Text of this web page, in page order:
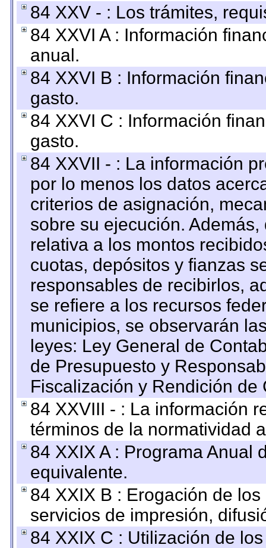
84 XXV - : Los trámites,
84 XXVI A : Información
anual.
84 XXVI B : Información
gasto.
84 XXVI C : Información
gasto.
84 XXVII - : La información
por lo menos los datos
criterios de asignación,
sobre su ejecución.
relativa a los montos
cuotas, depósitos y fianzas
responsables de recibirlos,
se refiere a los recursos
municipios, se observarán
leyes: Ley General de
de Presupuesto y
Fiscalización y Rendición
84 XXVIII - : La información
términos de la normatividad
84 XXIX A : Programa Anual
equivalente.
84 XXIX B : Erogación de
servicios de impresión,
84 XXIX C : Utilización de